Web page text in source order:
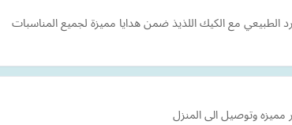
الطبيعي مع الكيك اللذيذ ضمن هدايا مميزة لجميع المناسبات
مميزه وتوصيل الى المنزل